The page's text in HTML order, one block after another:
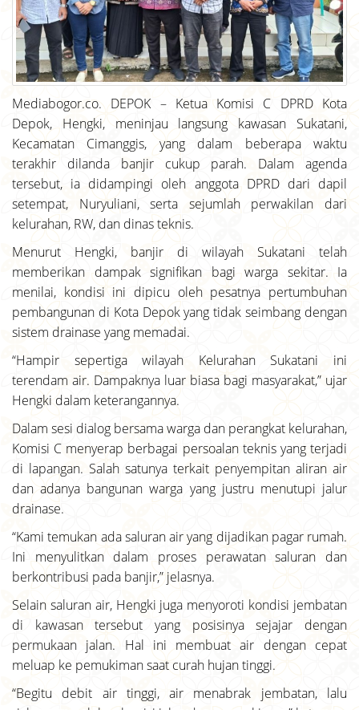
Mediabogor.co. DEPOK – Ketua Komisi C DPRD Kota
Depok, Hengki, meninjau langsung kawasan Sukatani,
Kecamatan Cimanggis, yang dalam beberapa waktu
terakhir dilanda banjir cukup parah. Dalam agenda
tersebut, ia didampingi oleh anggota DPRD dari dapil
setempat, Nuryuliani, serta sejumlah perwakilan dari
kelurahan, RW, dan dinas teknis.
Menurut Hengki, banjir di wilayah Sukatani telah
memberikan dampak signifikan bagi warga sekitar. Ia
menilai, kondisi ini dipicu oleh pesatnya pertumbuhan
pembangunan di Kota Depok yang tidak seimbang dengan
sistem drainase yang memadai.
“Hampir sepertiga wilayah Kelurahan Sukatani ini
terendam air. Dampaknya luar biasa bagi masyarakat,” ujar
Hengki dalam keterangannya.
Dalam sesi dialog bersama warga dan perangkat kelurahan,
Komisi C menyerap berbagai persoalan teknis yang terjadi
di lapangan. Salah satunya terkait penyempitan aliran air
dan adanya bangunan warga yang justru menutupi jalur
drainase.
“Kami temukan ada saluran air yang dijadikan pagar rumah.
Ini menyulitkan dalam proses perawatan saluran dan
berkontribusi pada banjir,” jelasnya.
Selain saluran air, Hengki juga menyoroti kondisi jembatan
di kawasan tersebut yang posisinya sejajar dengan
permukaan jalan. Hal ini membuat air dengan cepat
meluap ke pemukiman saat curah hujan tinggi.
“Begitu debit air tinggi, air menabrak jembatan, lalu